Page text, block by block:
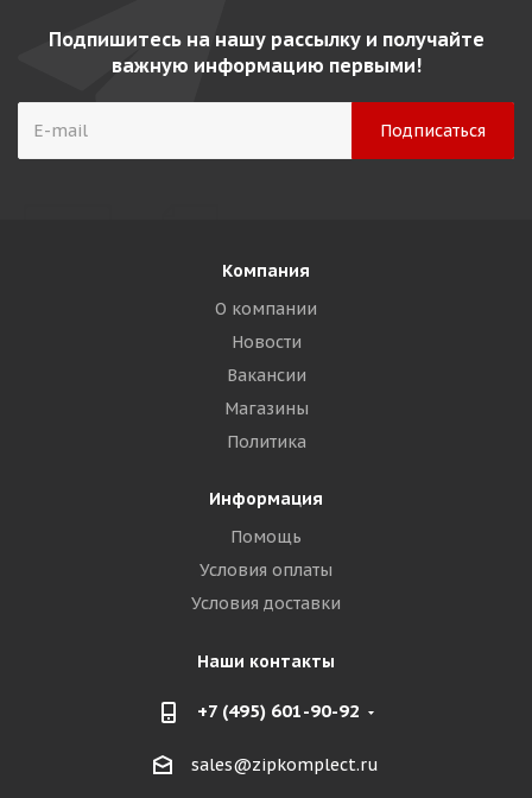
Подпишитесь на нашу рассылку и получайте
важную информацию первыми!
Компания
О компании
Новости
Вакансии
Магазины
Политика
Информация
Помощь
Условия оплаты
Условия доставки
Наши контакты
+7 (495) 601-90-92
sales@zipkomplect.ru